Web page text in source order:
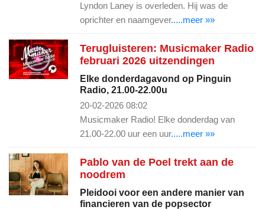
Lyndon Laney is overleden. Hij was de
oprichter en naamgever.....meer »»
Terugluisteren: Musicmaker Radio
februari 2026 uitzendingen
Elke donderdagavond op Pinguin
Radio, 21.00-22.00u
20-02-2026 08:02
Musicmaker Radio! Elke donderdag van
21.00-22.00 uur een uur.....meer »»
Pablo van de Poel trekt aan de
noodrem
Pleidooi voor een andere manier van
financieren van de popsector